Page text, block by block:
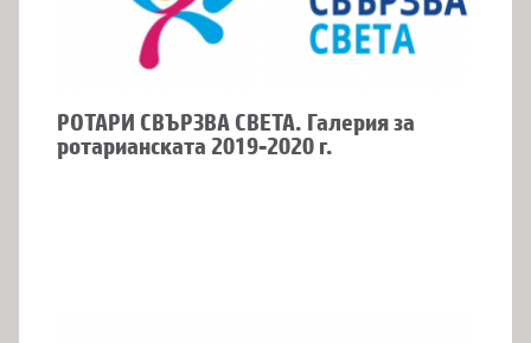
РОТАРИ СВЪРЗВА СВЕТА. Галерия за
ротарианската 2019-2020 г.